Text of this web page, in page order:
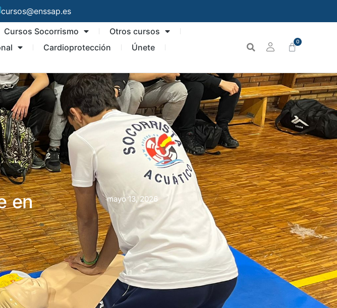
cursos@enssap.es
Cursos Socorrismo
Otros cursos
Cardioprotección
Únete
0
en
mayo 13, 2026